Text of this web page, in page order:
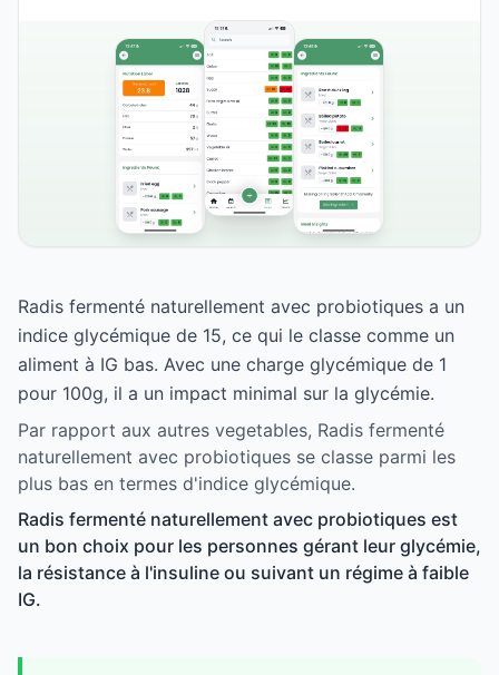
Radis fermenté naturellement avec probiotiques a un
indice glycémique de 15, ce qui le classe comme un
aliment à IG bas. Avec une charge glycémique de 1
pour 100g, il a un impact minimal sur la glycémie.
Par rapport aux autres vegetables, Radis fermenté
naturellement avec probiotiques se classe parmi les
plus bas en termes d'indice glycémique.
Radis fermenté naturellement avec probiotiques est
un bon choix pour les personnes gérant leur glycémie,
la résistance à l'insuline ou suivant un régime à faible
IG.